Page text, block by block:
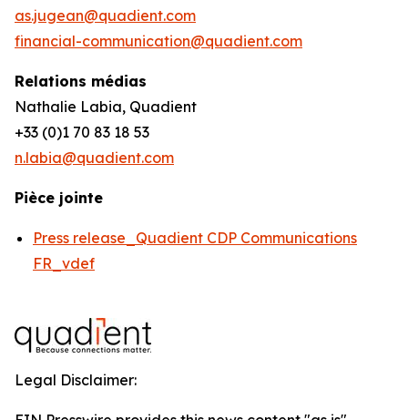
as.jugean@quadient.com
financial-communication@quadient.com
Relations médias
Nathalie Labia, Quadient
+33 (0)1 70 83 18 53
n.labia@quadient.com
Pièce jointe
Press release_Quadient CDP Communications
FR_vdef
Legal Disclaimer: